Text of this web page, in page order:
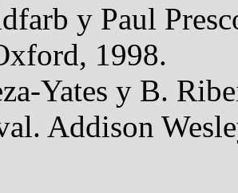
y Paul
1998.
Yates y B.
Addison